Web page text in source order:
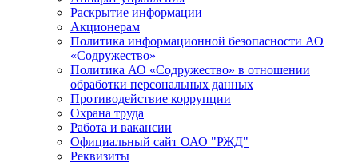
Раскрытие информации
Акционерам
Политика информационной безопасности АО
«Содружество»
Политика АО «Содружество» в отношении
обработки персональных данных
Противодействие коррупции
Охрана труда
Работа и вакансии
Официальный сайт ОАО "РЖД"
Реквизиты